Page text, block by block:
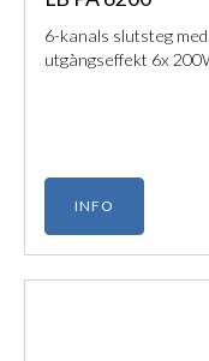
6-kanals slutsteg
utgångseffekt 6x
INFO